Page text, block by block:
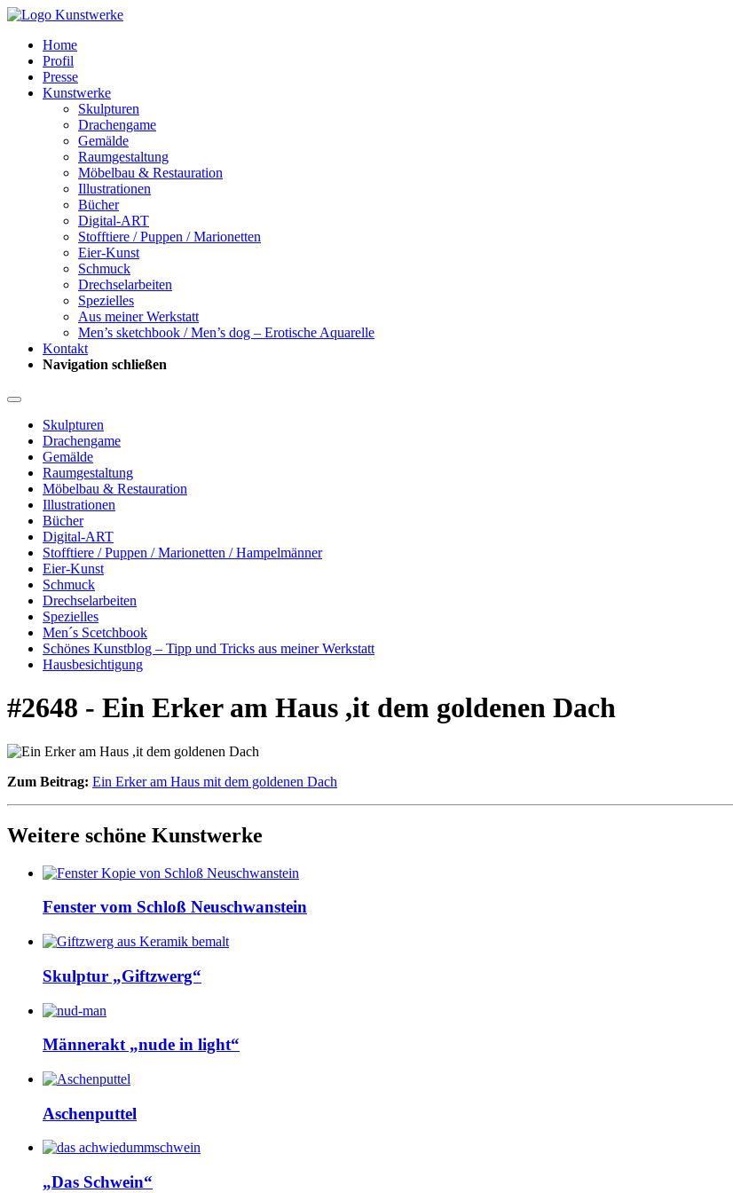
Home
Profil
Presse
Kunstwerke
Skulpturen
Drachengame
Gemälde
Raumgestaltung
Möbelbau & Restauration
Illustrationen
Bücher
Digital-ART
Stofftiere / Puppen / Marionetten
Eier-Kunst
Schmuck
Drechselarbeiten
Spezielles
Aus meiner Werkstatt
Men’s sketchbook / Men’s dog – Erotische Aquarelle
Kontakt
Navigation schließen
Skulpturen
Drachengame
Gemälde
Raumgestaltung
Möbelbau & Restauration
Illustrationen
Bücher
Digital-ART
Stofftiere / Puppen / Marionetten / Hampelmänner
Eier-Kunst
Schmuck
Drechselarbeiten
Spezielles
Men´s Scetchbook
Schönes Kunstblog – Tipp und Tricks aus meiner Werkstatt
Hausbesichtigung
#2648 - Ein Erker am Haus ,it dem goldenen Dach
Zum Beitrag: Ein Erker am Haus mit dem goldenen Dach
Weitere schöne Kunstwerke
Fenster vom Schloß Neuschwanstein
Skulptur „Giftzwerg“
Männerakt „nude in light“
Aschenputtel
„Das Schwein“